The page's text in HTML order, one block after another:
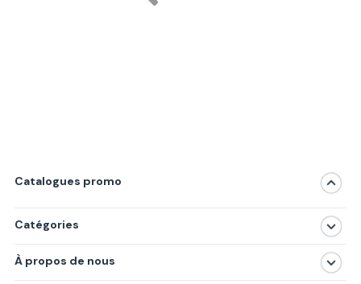
Catalogues promo
Catégories
Produits
À propos de nous